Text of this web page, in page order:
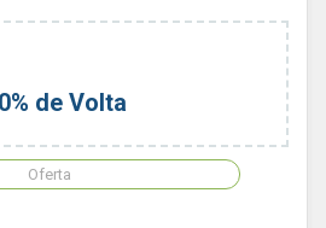
de Volta
Oferta